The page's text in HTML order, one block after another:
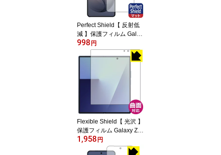
Perfect Shield【 反射低
減 】保護フィルム Galax
y S26 Ultra (画面用)【 指
紋認証対応 】 日本製 自
998円
Flexible Shield【 光沢 】
保護フィルム Galaxy Z F
old7 (メイン画面用) 日本
製 自社製造直販
1,958円